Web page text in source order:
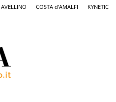
COSTA d’AMALFI KYNETIC